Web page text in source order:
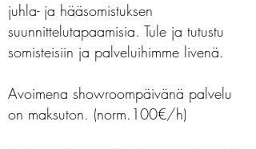
juhla- ja hääsomistuksen
suunnittelutapaamisia. Tule ja tutustu
somisteisiin ja palveluihimme livenä.
Avoimena showroompäivänä palvelu
on maksuton. (norm.100€/h)